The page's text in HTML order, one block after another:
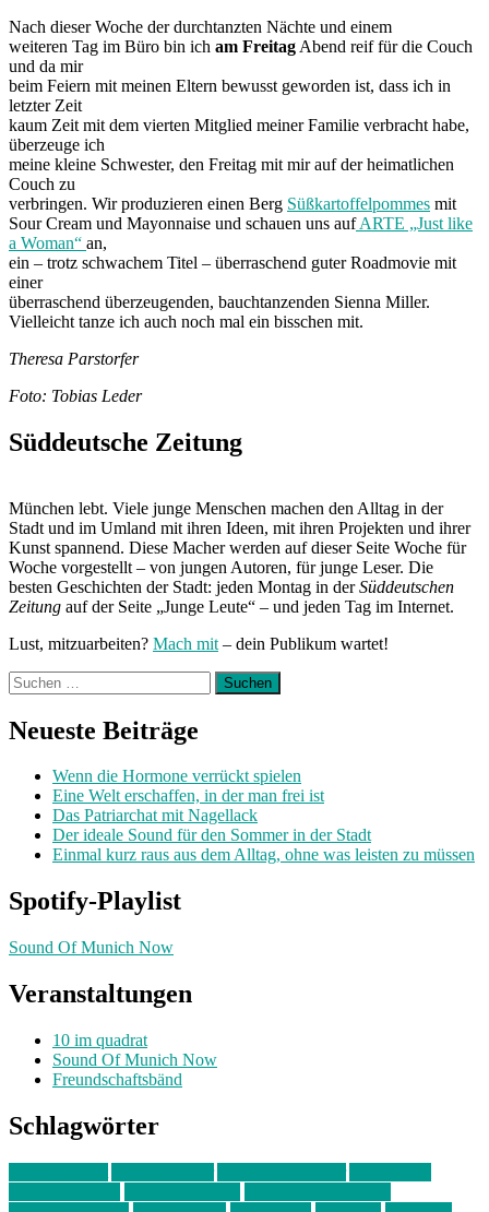
Nach dieser Woche der durchtanzten Nächte und einem
weiteren Tag im Büro bin ich am Freitag Abend reif für die Couch
und da mir
beim Feiern mit meinen Eltern bewusst geworden ist, dass ich in
letzter Zeit
kaum Zeit mit dem vierten Mitglied meiner Familie verbracht habe,
überzeuge ich
meine kleine Schwester, den Freitag mit mir auf der heimatlichen
Couch zu
verbringen. Wir produzieren einen Berg Süßkartoffelpommes mit
Sour Cream und Mayonnaise und schauen uns aufARTE „Just like
a Woman“ an,
ein – trotz schwachem Titel – überraschend guter Roadmovie mit
einer
überraschend überzeugenden, bauchtanzenden Sienna Miller.
Vielleicht tanze ich auch noch mal ein bisschen mit.
Theresa Parstorfer
Foto: Tobias Leder
Süddeutsche Zeitung
München lebt. Viele junge Menschen machen den Alltag in der
Stadt und im Umland mit ihren Ideen, mit ihren Projekten und ihrer
Kunst spannend. Diese Macher werden auf dieser Seite Woche für
Woche vorgestellt – von jungen Autoren, für junge Leser. Die
besten Geschichten der Stadt: jeden Montag in derSüddeutschen
Zeitung auf der Seite „Junge Leute“ – und jeden Tag im Internet.
Lust, mitzuarbeiten? Mach mit – dein Publikum wartet!
Suchen
nach:
Neueste Beiträge
Wenn die Hormone verrückt spielen
Eine Welt erschaffen, in der man frei ist
Das Patriarchat mit Nagellack
Der ideale Sound für den Sommer in der Stadt
Einmal kurz raus aus dem Alltag, ohne was leisten zu müssen
Spotify-Playlist
Sound Of Munich Now
Veranstaltungen
10 im quadrat
Sound Of Munich Now
Freundschaftsbänd
Schlagwörter